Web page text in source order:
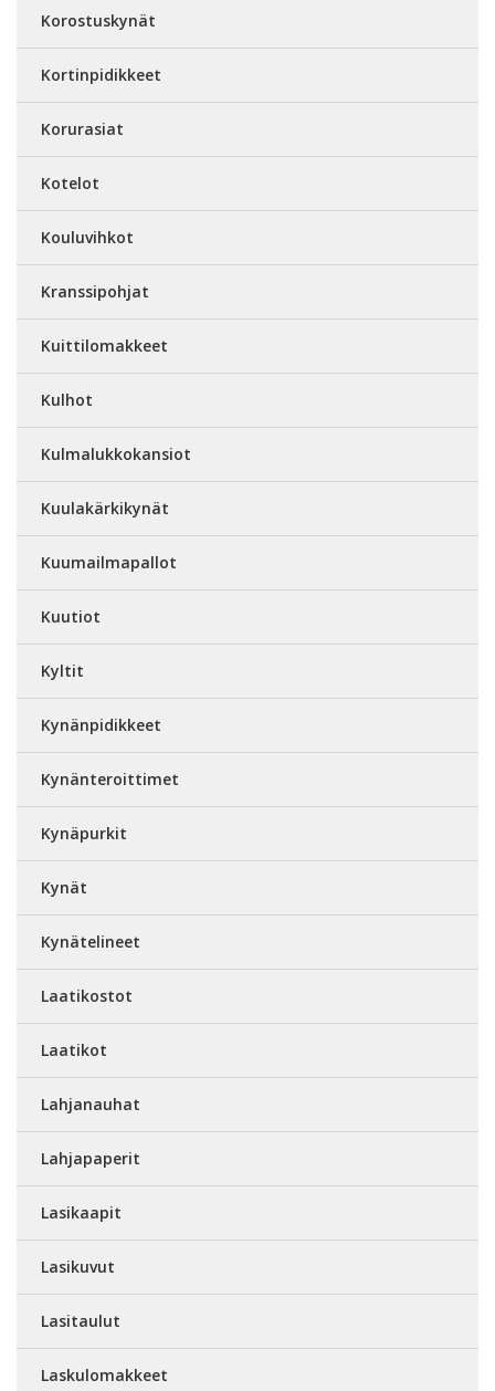
Korostuskynät
Kortinpidikkeet
Korurasiat
Kotelot
Kouluvihkot
Kranssipohjat
Kuittilomakkeet
Kulhot
Kulmalukkokansiot
Kuulakärkikynät
Kuumailmapallot
Kuutiot
Kyltit
Kynänpidikkeet
Kynänteroittimet
Kynäpurkit
Kynät
Kynätelineet
Laatikostot
Laatikot
Lahjanauhat
Lahjapaperit
Lasikaapit
Lasikuvut
Lasitaulut
Laskulomakkeet